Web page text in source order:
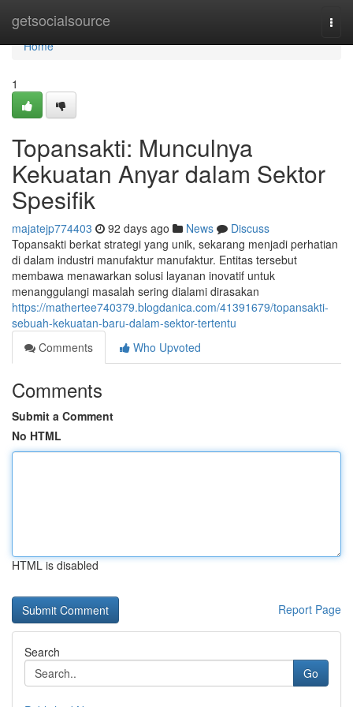
getsocialsource
Home
Home
1
Topansakti: Munculnya
Kekuatan Anyar dalam Sektor
Spesifik
majatejp774403 92 days ago News
Discuss
Topansakti berkat strategi yang unik, sekarang menjadi perhatian
di dalam industri manufaktur manufaktur. Entitas tersebut
membawa menawarkan solusi layanan inovatif untuk
menanggulangi masalah sering dialami dirasakan
https://mathertee740379.blogdanica.com/41391679/topansakti-
sebuah-kekuatan-baru-dalam-sektor-tertentu
Comments
Who Upvoted
Comments
Submit a Comment
No HTML
HTML is disabled
Report Page
Search
Go